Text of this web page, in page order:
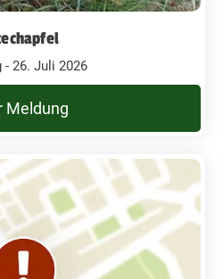
- 26. Juli 2026
Meldung